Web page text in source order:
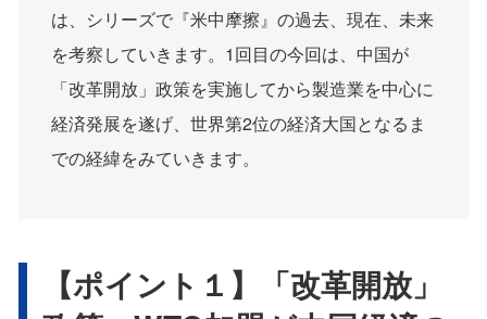
は、シリーズで『米中摩擦』の過去、現在、未来
を考察していきます。1回目の今回は、中国が
「改革開放」政策を実施してから製造業を中心に
経済発展を遂げ、世界第2位の経済大国となるま
での経緯をみていきます。
【ポイント１】「改革開放」